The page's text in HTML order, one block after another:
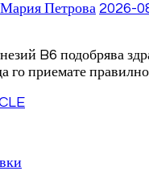
Мария Петрова 2026-
B6 подобрява
го приемате